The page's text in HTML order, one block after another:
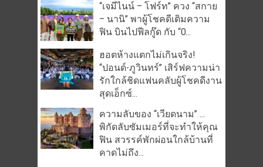
“เจมีไนน์ – โฟร์ท” ควง “สกาย
– นานิ” พาผู้โชคดีเติมความ
ฟิน บินไปฟีลกู๊ด กับ “O...
ฮอตห้างแตกไม่เกินจริง!
“ปอนด์-ภูวินทร์” เสิร์ฟความน่า
รักใกล้ชิดแฟนคลับผู้โชคดีงาน
สุดเอ็กซ์...
ความลับของ “เวียดนาม” …
พิกัดลับซัมเมอร์ที่จะทำให้คุณ
ฟิน สวรรค์พักผ่อนใกล้บ้านที่
คาดไม่ถึง...